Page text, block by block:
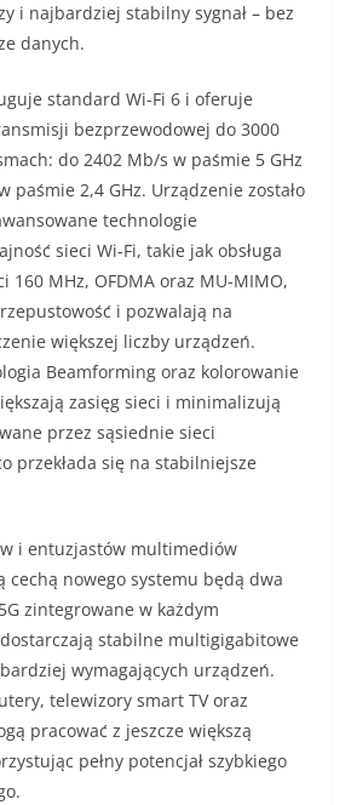
i najbardziej stabilny sygnał – bez
danych.
standard Wi-Fi 6 i oferuje
bezprzewodowej do 3000
do 2402 Mb/s w paśmie 5 GHz
paśmie 2,4 GHz. Urządzenie zostało
technologie
sieci Wi-Fi, takie jak obsługa
160 MHz, OFDMA oraz MU-MIMO,
i pozwalają na
większej liczby urządzeń.
Beamforming oraz kolorowanie
zasięg sieci i minimalizują
przez sąsiednie sieci
przekłada się na stabilniejsze
i entuzjastów multimediów
cechą nowego systemu będą dwa
zintegrowane w każdym
stabilne multigigabitowe
wymagających urządzeń.
telewizory smart TV oraz
pracować z jeszcze większą
pełny potencjał szybkiego